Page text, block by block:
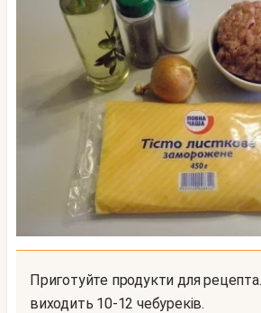
Приготуйте продукти для рецепта. З 0, 5 кг тіста
виходить 10-12 чебуреків.